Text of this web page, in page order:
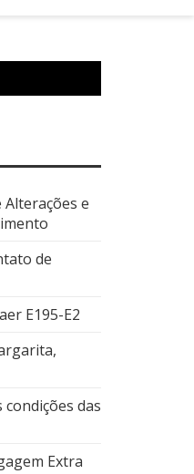
Alterações e
de
E195-E2
das
Extra